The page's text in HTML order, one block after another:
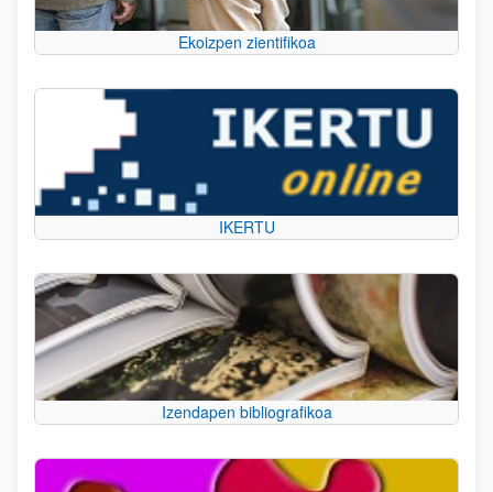
Ekoizpen zientifikoa
IKERTU
Izendapen bibliografikoa